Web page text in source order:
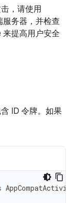
，请使用
务器，并检查
提高用户安全
ID 令牌。如果